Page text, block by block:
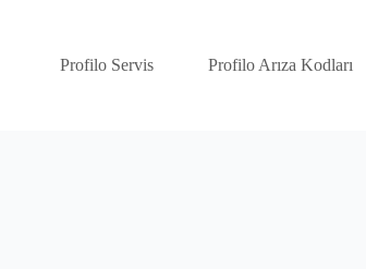
Profilo Servis Profilo Arıza Kodları